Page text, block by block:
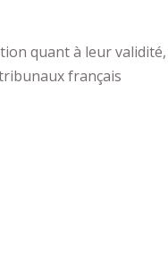
quant à leur validité,
français